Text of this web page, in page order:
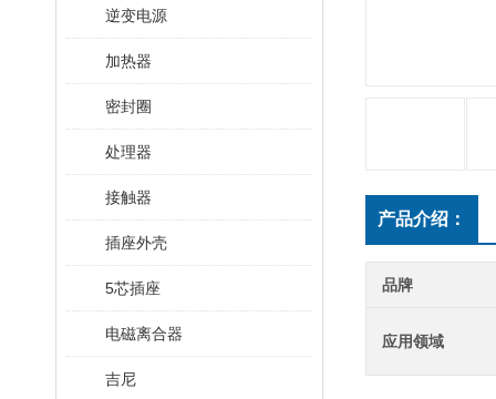
逆变电源
加热器
密封圈
处理器
接触器
插座外壳
5芯插座
电磁离合器
吉尼
产品介绍：
品牌
应用领域